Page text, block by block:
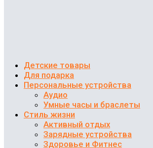
Детские товары
Для подарка
Персональные устройства
Аудио
Умные часы и браслеты
Стиль жизни
Активный отдых
Зарядные устройства
Здоровье и Фитнес